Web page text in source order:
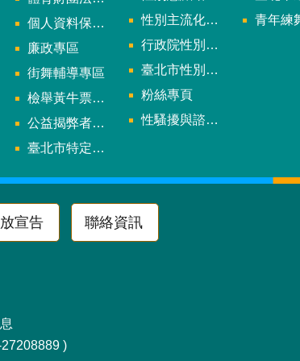
個人資料保護專區
廉政專區
街舞輔導專區
檢舉黃牛票專區
公益揭弊者保護法專區
臺北市特定族群體適能指導證照參考名單申請認可計畫
性別主流化年度成果報告
行政院性別平等會
臺北市性別平等辦公室
粉絲專頁
性騷擾與諮詢專區
青年練舞據
宣告 聯絡資訊
路4段10號
)